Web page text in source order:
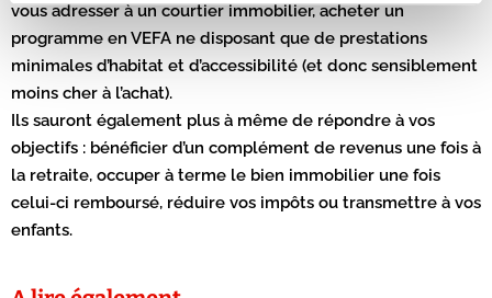
vous adresser à un courtier immobilier, acheter un
programme en VEFA ne disposant que de prestations
minimales d’habitat et d’accessibilité (et donc sensiblement
moins cher à l’achat).
Ils sauront également plus à même de répondre à vos
objectifs : bénéficier d’un complément de revenus une fois à
la retraite, occuper à terme le bien immobilier une fois
celui-ci remboursé, réduire vos impôts ou transmettre à vos
enfants.